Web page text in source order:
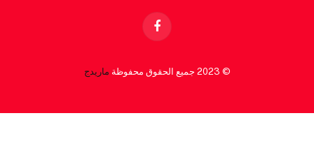
Facebook
© 2023 جميع الحقوق محفوظة ماريدج